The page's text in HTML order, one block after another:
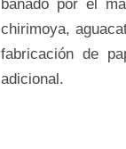
bañado por el
chirimoya,
fabricación de
adicional.